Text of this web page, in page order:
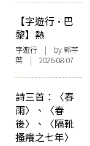
【字遊行·巴
黎】熱
字遊行 | by 郭芊
葉 | 2026-08-07
詩三首：〈春
雨〉、〈春
後〉、〈隔靴
搔癢之七年〉